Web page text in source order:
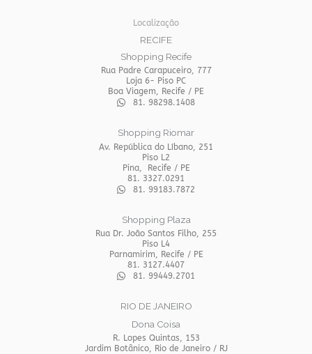
Localização
RECIFE
Shopping Recife
Rua Padre Carapuceiro, 777
Loja 6- Piso PC
Boa Viagem, Recife / PE
81. 98298.1408
Shopping Riomar
Av. República do Líbano, 251
Piso L2
Pina, Recife / PE
81. 3327.0291
81. 99183.7872
Shopping Plaza
Rua Dr. João Santos Filho, 255
Piso L4
Parnamirim, Recife / PE
81. 3127.4407
81. 99449.2701
RIO DE JANEIRO
Dona Coisa
R. Lopes Quintas, 153
Jardim Botânico, Rio de Janeiro / RJ